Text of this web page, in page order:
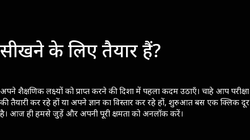
सीखने के लिए तैयार हैं?
अपने शैक्षणिक लक्ष्यों को प्राप्त करने की दिशा में पहला कदम उठाएँ। चाहे आप परीक्षा
की तैयारी कर रहे हों या अपने ज्ञान का विस्तार कर रहे हों, शुरुआत बस एक क्लिक दूर
है। आज ही हमसे जुड़ें और अपनी पूरी क्षमता को अनलॉक करें।